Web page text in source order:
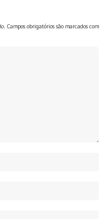
Campos obrigatórios são marcados com